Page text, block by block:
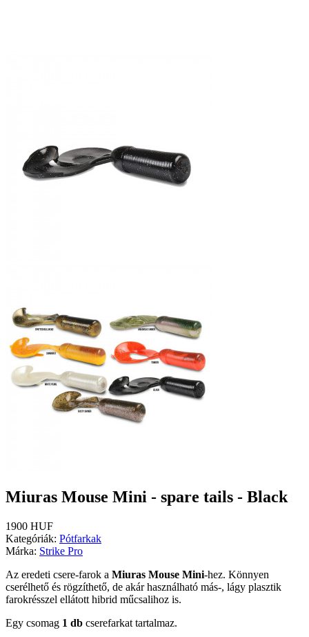
Miuras Mouse Mini - spare tails - Black
1900 HUF
Kategóriák: Pótfarkak
Márka: Strike Pro
Az eredeti csere-farok a Miuras Mouse Mini-hez. Könnyen
cserélhető és rögzíthető, de akár használható más-, lágy plasztik
farokrésszel ellátott hibrid műcsalihoz is.
Egy csomag 1 db cserefarkat tartalmaz.